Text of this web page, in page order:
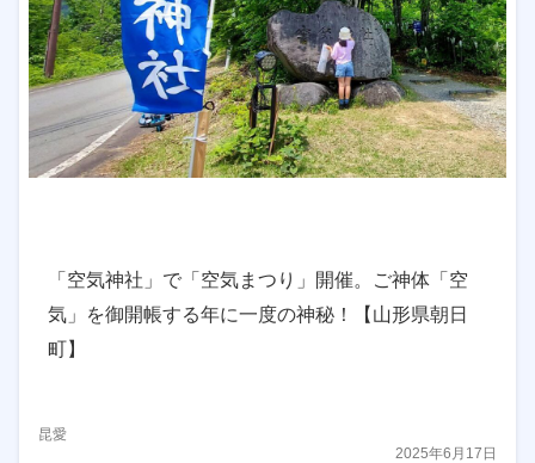
「空気神社」で「空気まつり」開催。ご神体「空
気」を御開帳する年に一度の神秘！【山形県朝日
町】
昆愛
2025年6月17日